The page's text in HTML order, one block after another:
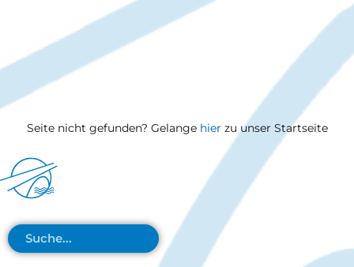
Seite nicht gefunden? Gelange hier zu unser Startseite